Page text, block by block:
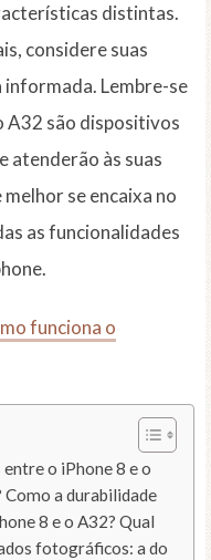
distintas.
considere suas
informada. Lembre-se
A32 são dispositivos
atenderão às suas
se encaixa no
as funcionalidades
funciona o
o iPhone 8 e o
Como a durabilidade
8 e o A32? Qual
fotográficos: a do